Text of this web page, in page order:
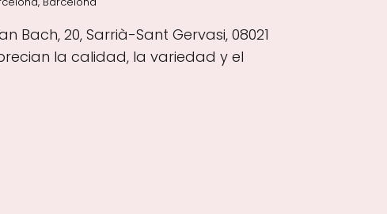
20, Sarrià-Sant Gervasi, 08021
la calidad, la variedad y el